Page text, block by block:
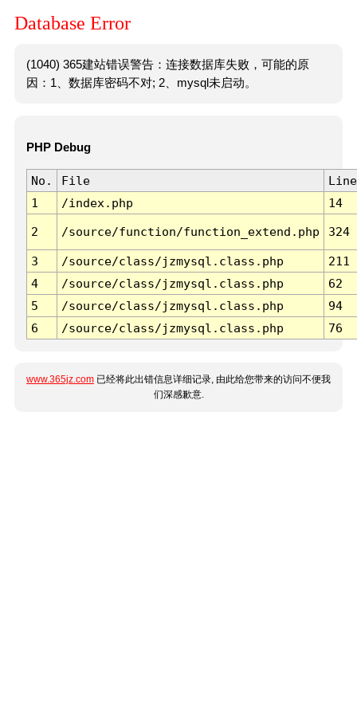
Database Error
(1040) 365建站错误警告：连接数据库失败，可能的原
因：1、数据库密码不对; 2、mysql未启动。
PHP Debug
No. File
Line
1
/index.php 14
2 /source/function/function_extend.php 324
3 /source/class/jzmysql.class.php
211
4
/source/class/jzmysql.class.php
62
5
/source/class/jzmysql.class.php
94
6
/source/class/jzmysql.class.php 76
www.365jz.com 已经将此出错信息详细记录, 由此给您带来的访问不便我
们深感歉意.